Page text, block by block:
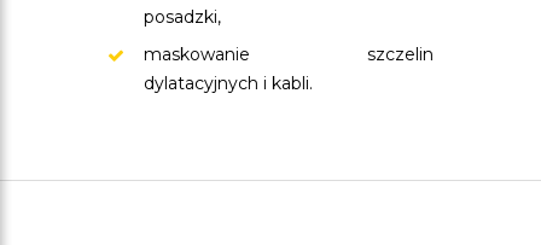
posadzki,
maskowanie szczelin
dylatacyjnych i kabli.